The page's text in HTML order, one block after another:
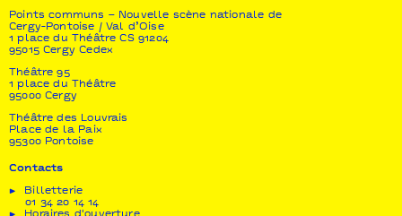
Points communs – Nouvelle scène nationale de
Cergy-Pontoise / Val d’Oise
1 place du Théâtre CS 91204
95015 Cergy Cedex
Théâtre 95
1 place du Théâtre
95000 Cergy
Théâtre des Louvrais
Place de la Paix
95300 Pontoise
Contacts
Billetterie
01 34 20 14 14